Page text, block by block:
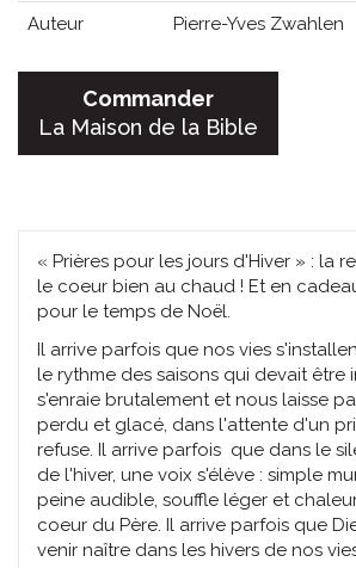
Auteur Pierre-Yves Zwahlen
Commander
La Maison de la Bible
« Prières pour les jours d'Hiver » : la
le coeur bien au chaud ! Et en
pour le temps de Noël.
Il arrive parfois que nos vies
le rythme des saisons qui devait être
s'enraie brutalement et nous laisse
perdu et glacé, dans l'attente d'un
refuse. Il arrive parfois que dans le
de l'hiver, une voix s'élève : simple
peine audible, souffle léger et
coeur du Père. Il arrive parfois que
venir naître dans les hivers de nos